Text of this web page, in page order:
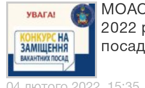
МОАС
2022